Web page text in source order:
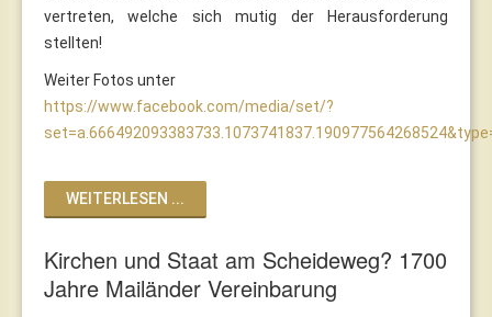
vertreten, welche sich mutig der Herausforderung
stellten!
Weiter Fotos unter
https://www.facebook.com/media/set/?
WEITERLESEN ...
Kirchen und Staat am Scheideweg? 1700
Jahre Mailänder Vereinbarung